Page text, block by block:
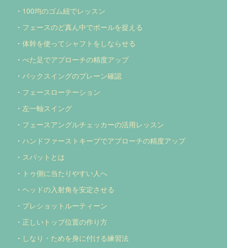
・ 100均のゴム紐でレッスン
・ フェースのど真ん中でボールを捉える
・ 体幹を使ってシャフトをしならせる
・ べた足でアプローチの精度アップ
・ バックスイングのプレーン確認
・ フェースローテーション
・ 左一軸スイング
・ フェースアングルチェッカーの活用レッスン
・ ハンドファーストキープでアプローチの精度アップ
・ スパットとは
・ トゥ側に当たりやすい人へ
・ ヘッドの入射角を安定させる
・ プレショットルーティーン
・ 正しいトップ位置の作り方
・ しなり・ためを身に付ける練習法